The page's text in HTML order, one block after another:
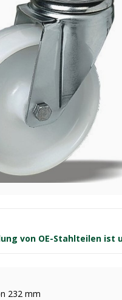
von OE-Stahlteilen ist
232 mm